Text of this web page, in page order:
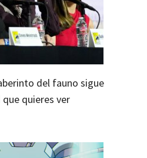
del fauno sigue
quieres ver